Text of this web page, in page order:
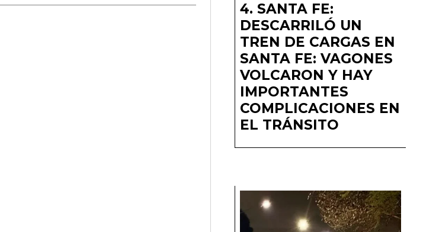
SANTA FE:
DESCARRILÓ UN
TREN DE CARGAS EN
SANTA FE: VAGONES
VOLCARON Y HAY
IMPORTANTES
COMPLICACIONES EN
EL TRÁNSITO